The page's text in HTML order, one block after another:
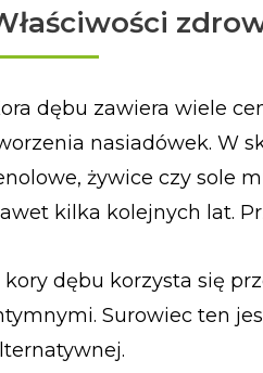
dębu zawiera wiele
nasiadówek. W
żywice czy sole
kilka kolejnych lat.
kory dębu korzysta się
Surowiec ten